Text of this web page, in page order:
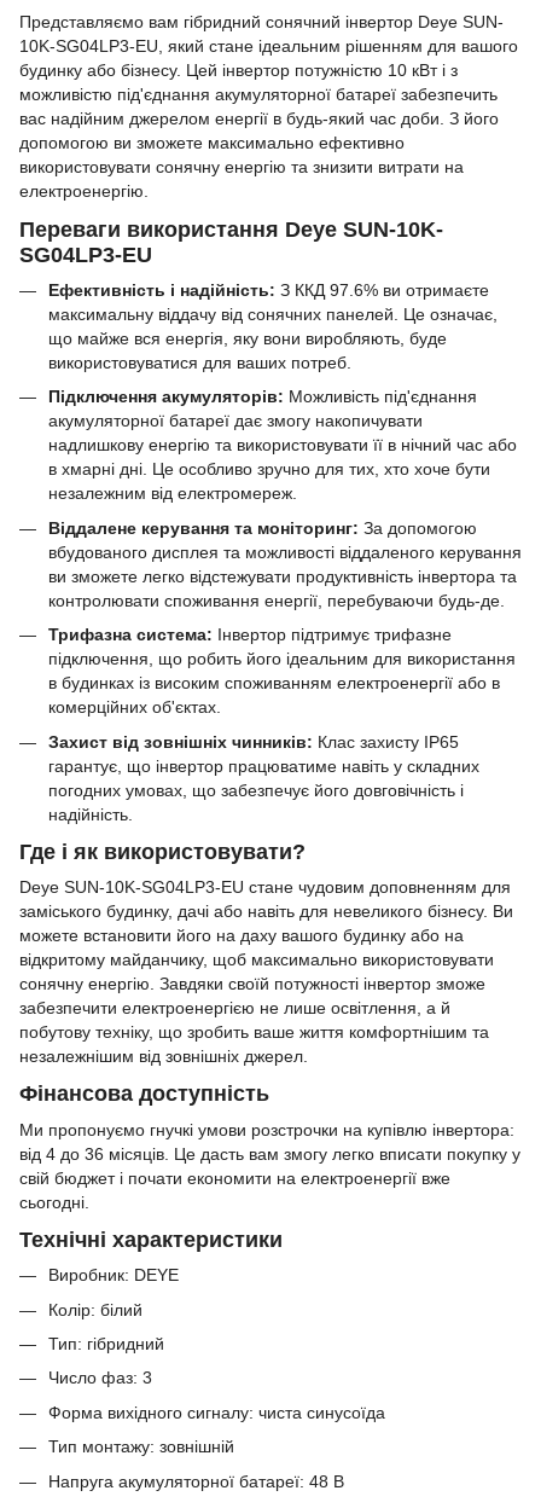
Представляємо вам гібридний сонячний інвертор Deye SUN-
10K-SG04LP3-EU, який стане ідеальним рішенням для вашого
будинку або бізнесу. Цей інвертор потужністю 10 кВт і з
можливістю під'єднання акумуляторної батареї забезпечить
вас надійним джерелом енергії в будь-який час доби. З його
допомогою ви зможете максимально ефективно
використовувати сонячну енергію та знизити витрати на
електроенергію.
Переваги використання Deye SUN-10K-
SG04LP3-EU
Ефективність і надійність: З ККД 97.6% ви отримаєте
максимальну віддачу від сонячних панелей. Це означає,
що майже вся енергія, яку вони виробляють, буде
використовуватися для ваших потреб.
Підключення акумуляторів: Можливість під'єднання
акумуляторної батареї дає змогу накопичувати
надлишкову енергію та використовувати її в нічний час або
в хмарні дні. Це особливо зручно для тих, хто хоче бути
незалежним від електромереж.
Віддалене керування та моніторинг: За допомогою
вбудованого дисплея та можливості віддаленого керування
ви зможете легко відстежувати продуктивність інвертора та
контролювати споживання енергії, перебуваючи будь-де.
Трифазна система: Інвертор підтримує трифазне
підключення, що робить його ідеальним для використання
в будинках із високим споживанням електроенергії або в
комерційних об'єктах.
Захист від зовнішніх чинників: Клас захисту IP65
гарантує, що інвертор працюватиме навіть у складних
погодних умовах, що забезпечує його довговічність і
надійність.
Где і як використовувати?
Deye SUN-10K-SG04LP3-EU стане чудовим доповненням для
заміського будинку, дачі або навіть для невеликого бізнесу. Ви
можете встановити його на даху вашого будинку або на
відкритому майданчику, щоб максимально використовувати
сонячну енергію. Завдяки своїй потужності інвертор зможе
забезпечити електроенергією не лише освітлення, а й
побутову техніку, що зробить ваше життя комфортнішим та
незалежнішим від зовнішніх джерел.
Фінансова доступність
Ми пропонуємо гнучкі умови розстрочки на купівлю інвертора:
від 4 до 36 місяців. Це дасть вам змогу легко вписати покупку у
свій бюджет і почати економити на електроенергії вже
сьогодні.
Технічні характеристики
Виробник: DEYE
Колір: білий
Тип: гібридний
Число фаз: 3
Форма вихідного сигналу: чиста синусоїда
Тип монтажу: зовнішній
Напруга акумуляторної батареї: 48 В